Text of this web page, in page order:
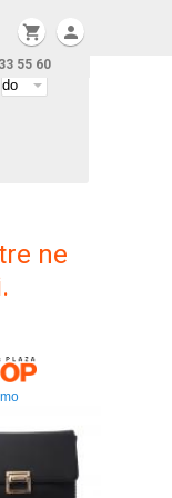
55 60
shopping_cart person
ne